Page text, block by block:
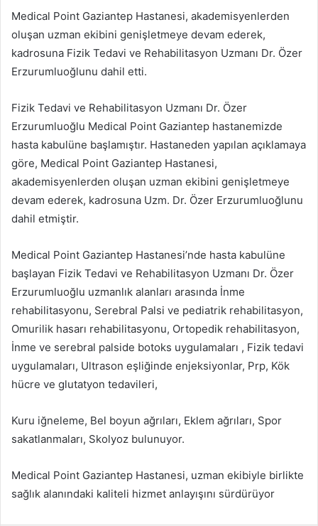
Medical Point Gaziantep Hastanesi, akademisyenlerden
oluşan uzman ekibini genişletmeye devam ederek,
kadrosuna Fizik Tedavi ve Rehabilitasyon Uzmanı Dr. Özer
Erzurumluoğlunu dahil etti.
Fizik Tedavi ve Rehabilitasyon Uzmanı Dr. Özer
Erzurumluoğlu Medical Point Gaziantep hastanemizde
hasta kabulüne başlamıştır. Hastaneden yapılan açıklamaya
göre, Medical Point Gaziantep Hastanesi,
akademisyenlerden oluşan uzman ekibini genişletmeye
devam ederek, kadrosuna Uzm. Dr. Özer Erzurumluoğlunu
dahil etmiştir.
Medical Point Gaziantep Hastanesi’nde hasta kabulüne
başlayan Fizik Tedavi ve Rehabilitasyon Uzmanı Dr. Özer
Erzurumluoğlu uzmanlık alanları arasında İnme
rehabilitasyonu, Serebral Palsi ve pediatrik rehabilitasyon,
Omurilik hasarı rehabilitasyonu, Ortopedik rehabilitasyon,
İnme ve serebral palside botoks uygulamaları , Fizik tedavi
uygulamaları, Ultrason eşliğinde enjeksiyonlar, Prp, Kök
hücre ve glutatyon tedavileri,
Kuru iğneleme, Bel boyun ağrıları, Eklem ağrıları, Spor
sakatlanmaları, Skolyoz bulunuyor.
Medical Point Gaziantep Hastanesi, uzman ekibiyle birlikte
sağlık alanındaki kaliteli hizmet anlayışını sürdürüyor